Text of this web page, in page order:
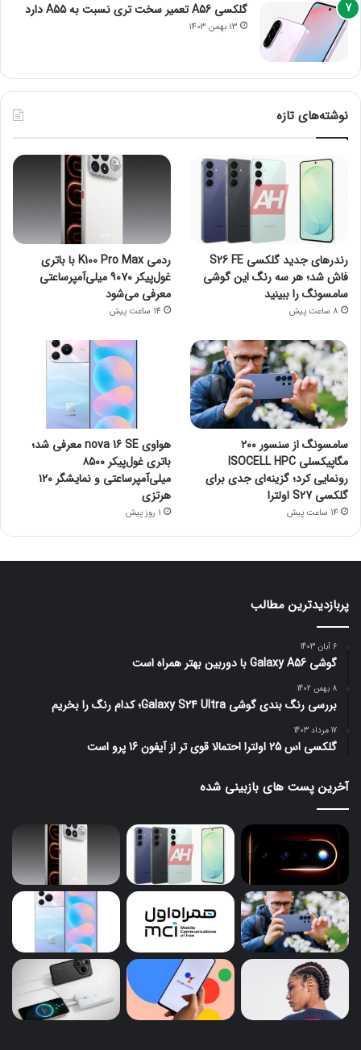
گلکسی A56 تعمیر سخت تری نسبت به A55 دارد
13 بهمن 1403
نوشته‌های تازه
رندرهای جدید گلکسی S26 FE
فاش شد؛ هر سه رنگ این گوشی
سامسونگ را ببینید
8 ساعت پیش
ردمی K100 Pro Max با باتری
غول‌پیکر ۹۰۷۰ میلی‌آمپرساعتی
معرفی می‌شود
14 ساعت پیش
سامسونگ از سنسور ۲۰۰
مگاپیکسلی ISOCELL HPC
رونمایی کرد؛ گزینه‌ای جدی برای
گلکسی S27 اولترا
14 ساعت پیش
هواوی nova 16 SE معرفی شد؛
باتری غول‌پیکر ۸۵۰۰
میلی‌آمپرساعتی و نمایشگر ۱۲۰
هرتزی
1 روز پیش
پربازدیدترین مطالب
6 آبان 1403
گوشی Galaxy A56 با دوربین بهتر همراه است
8 بهمن 1402
بررسی رنگ بندی گوشی Galaxy S24 Ultra؛ کدام رنگ را بخریم
17 مرداد 1403
گلکسی اس 25 اولترا احتمالا قوی تر از آیفون 16 پرو است
آخرین پست های بازبینی شده